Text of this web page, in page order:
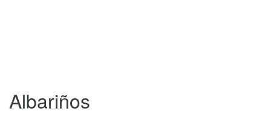
Albariños